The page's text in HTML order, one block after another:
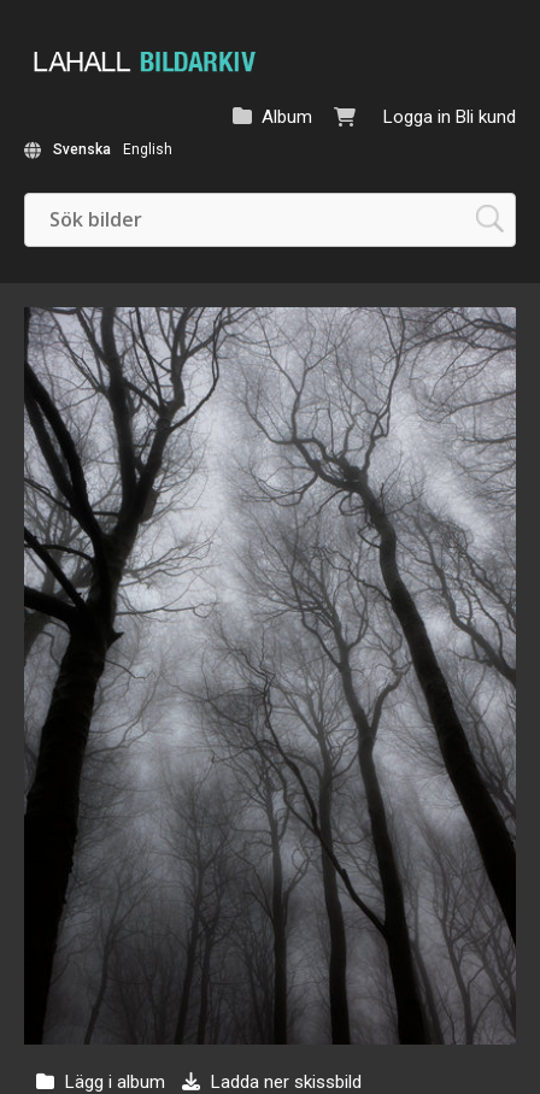
Logga in Bli kund
Album
Svenska English
Lägg i album Ladda ner skissbild